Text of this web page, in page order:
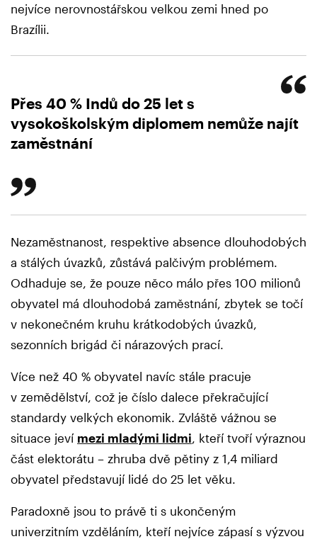
nejvíce nerovnostářskou velkou zemi hned po
Brazílii.
Přes 40 % Indů do 25 let s
vysokoškolským diplomem nemůže najít
zaměstnání
Nezaměstnanost, respektive absence dlouhodobých
a stálých úvazků, zůstává palčivým problémem.
Odhaduje se, že pouze něco málo přes 100 milionů
obyvatel má dlouhodobá zaměstnání, zbytek se točí
v nekonečném kruhu krátkodobých úvazků,
sezonních brigád či nárazových prací.
Více než 40 % obyvatel navíc stále pracuje
v zemědělství, což je číslo dalece překračující
standardy velkých ekonomik. Zvláště vážnou se
situace jeví mezi mladými lidmi , kteří tvoří výraznou
část elektorátu – zhruba dvě pětiny z 1,4 miliard
obyvatel představují lidé do 25 let věku.
Paradoxně jsou to právě ti s ukončeným
univerzitním vzděláním, kteří nejvíce zápasí s výzvou